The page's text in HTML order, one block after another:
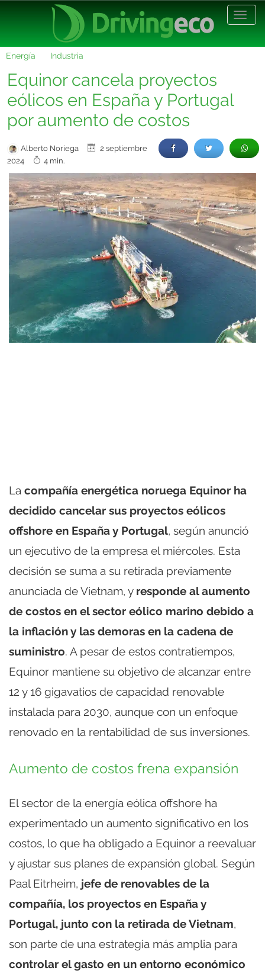
Energía Industria
Equinor cancela proyectos
eólicos en España y Portugal
por aumento de costos
Alberto Noriega
2 septiembre
2024
4 min.
La compañía energética noruega Equinor ha
decidido cancelar sus proyectos eólicos
offshore en España y Portugal, según anunció
un ejecutivo de la empresa el miércoles. Esta
decisión se suma a su retirada previamente
anunciada de Vietnam, y responde al aumento
de costos en el sector eólico marino debido a
la inflación y las demoras en la cadena de
suministro. A pesar de estos contratiempos,
Equinor mantiene su objetivo de alcanzar entre
12 y 16 gigavatios de capacidad renovable
instalada para 2030, aunque con un enfoque
renovado en la rentabilidad de sus inversiones.
Aumento de costos frena expansión
El sector de la energía eólica offshore ha
experimentado un aumento significativo en los
costos, lo que ha obligado a Equinor a reevaluar
y ajustar sus planes de expansión global. Según
Paal Eitrheim, jefe de renovables de la
compañía, los proyectos en España y
Portugal, junto con la retirada de Vietnam,
son parte de una estrategia más amplia para
controlar el gasto en un entorno económico